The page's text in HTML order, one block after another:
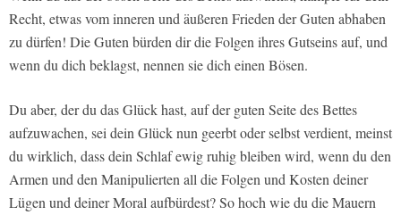
Recht, etwas vom inneren und äußeren Frieden der Guten abhaben
zu dürfen! Die Guten bürden dir die Folgen ihres Gutseins auf, und
wenn du dich beklagst, nennen sie dich einen Bösen.
Du aber, der du das Glück hast, auf der guten Seite des Bettes
aufzuwachen, sei dein Glück nun geerbt oder selbst verdient, meinst
du wirklich, dass dein Schlaf ewig ruhig bleiben wird, wenn du den
Armen und den Manipulierten all die Folgen und Kosten deiner
Lügen und deiner Moral aufbürdest? So hoch wie du die Mauern